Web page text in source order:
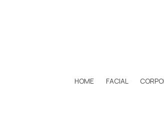
HOME FACIAL